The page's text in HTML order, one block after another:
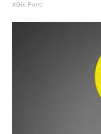
#Gio Ponti